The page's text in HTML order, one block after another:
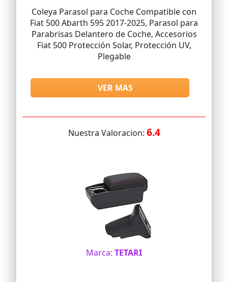
Coleya Parasol para Coche Compatible con
Fiat 500 Abarth 595 2017-2025, Parasol para
Parabrisas Delantero de Coche, Accesorios
Fiat 500 Protección Solar, Protección UV,
Plegable
VER MAS
Nuestra Valoracion: 6.4
Marca: TETARI